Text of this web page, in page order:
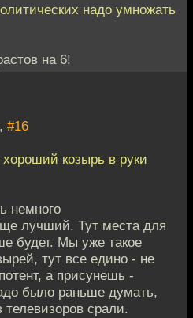
надо умножать
на 6!
#16
козырь в руки
немного
лучший. Тут места для
будет. Мы уже такое
тут все едино - не
а присунешь -
было раньше думать,
телевизоров срали.